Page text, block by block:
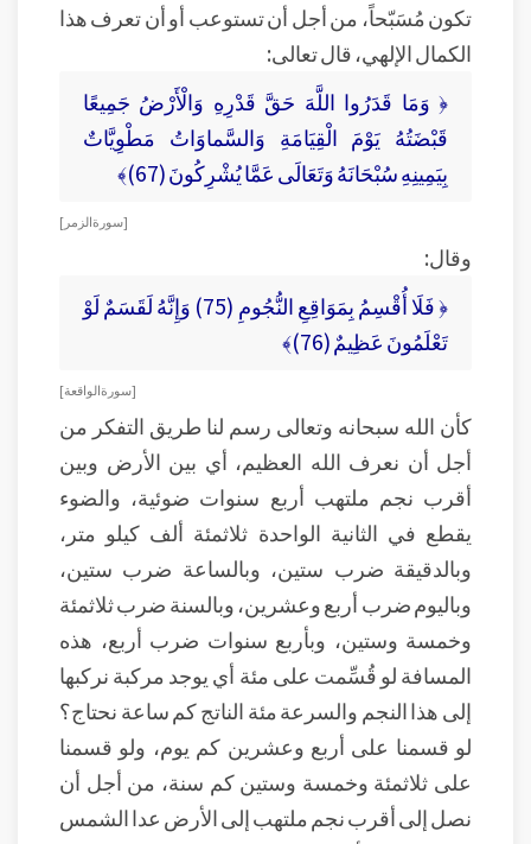
تكون مُسَبّحاً، من أجل أن تستوعب أو أن تعرف هذا
الكمال الإلهي، قال تعالى:
﴿ وَمَا قَدَرُوا اللَّهَ حَقَّ قَدْرِهِ وَالْأَرْضُ جَمِيعًا
قَبْضَتُهُ يَوْمَ الْقِيَامَةِ وَالسَّماوَاتُ مَطْوِيَّاتٌ
بِيَمِينِهِ سُبْحَانَهُ وَتَعَالَى عَمَّا يُشْرِكُونَ (67)﴾
[ سورة الزمر ]
وقال:
﴿ فَلَا أُقْسِمُ بِمَوَاقِعِ النُّجُومِ (75) وَإِنَّهُ لَقَسَمٌ لَوْ
تَعْلَمُونَ عَظِيمٌ (76)﴾
[ سورة الواقعة ]
كأن الله سبحانه وتعالى رسم لنا طريق التفكر من
أجل أن نعرف الله العظيم، أي بين الأرض وبين
أقرب نجم ملتهب أربع سنوات ضوئية، والضوء
يقطع في الثانية الواحدة ثلاثمئة ألف كيلو متر،
وبالدقيقة ضرب ستين، وبالساعة ضرب ستين،
وباليوم ضرب أربع وعشرين، وبالسنة ضرب ثلاثمئة
وخمسة وستين، وبأربع سنوات ضرب أربع، هذه
المسافة لو قُسِّمت على مئة أي يوجد مركبة نركبها
إلى هذا النجم والسرعة مئة الناتج كم ساعة نحتاج؟
لو قسمنا على أربع وعشرين كم يوم، ولو قسمنا
على ثلاثمئة وخمسة وستين كم سنة، من أجل أن
نصل إلى أقرب نجم ملتهب إلى الأرض عدا الشمس